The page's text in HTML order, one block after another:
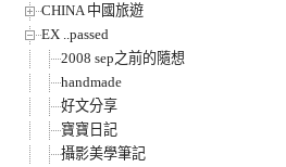
CHINA 中國旅遊
EX ..passed
2008 sep之前的隨想
handmade
好文分享
寶寶日記
攝影美學筆記